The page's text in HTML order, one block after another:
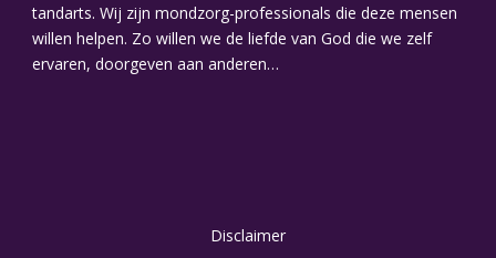
tandarts. Wij zijn mondzorg-professionals die deze mensen
willen helpen. Zo willen we de liefde van God die we zelf
ervaren, doorgeven aan anderen…
Disclaimer